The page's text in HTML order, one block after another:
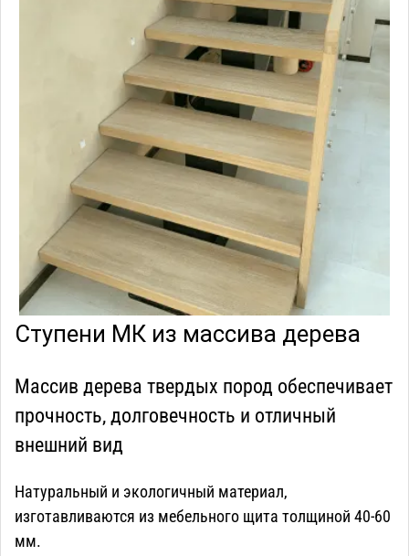
Ступени МК из массива дерева
Массив дерева твердых пород обеспечивает
прочность, долговечность и отличный
внешний вид
Натуральный и экологичный материал,
изготавливаются из мебельного щита толщиной 40-60
мм.